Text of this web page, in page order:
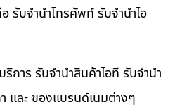
รับจำนำโทรศัพท์ รับจำนำไอ
การ รับจำนำสินค้าไอที รับจำนำ
และ ของแบรนด์เนมต่างๆ